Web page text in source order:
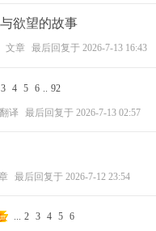
欲望的故事
文章 最后回复于 2026-7-13 16:43
3 4 5 6 .. 92
译 最后回复于 2026-7-13 02:57
最后回复于 2026-7-12 23:54
... 2 3 4 5 6